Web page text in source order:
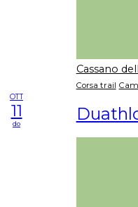
Cassano
Corsa trail
OTT
11
do